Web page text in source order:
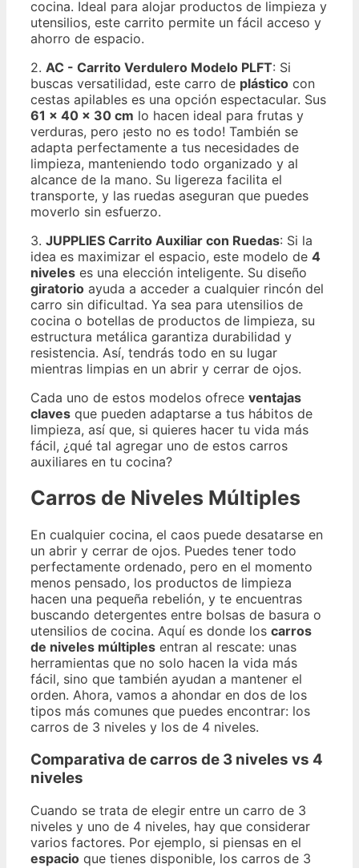
cocina. Ideal para alojar productos de limpieza y
utensilios, este carrito permite un fácil acceso y
ahorro de espacio.
2. AC - Carrito Verdulero Modelo PLFT: Si
buscas versatilidad, este carro de plástico con
cestas apilables es una opción espectacular. Sus
61 x 40 x 30 cm lo hacen ideal para frutas y
verduras, pero ¡esto no es todo! También se
adapta perfectamente a tus necesidades de
limpieza, manteniendo todo organizado y al
alcance de la mano. Su ligereza facilita el
transporte, y las ruedas aseguran que puedes
moverlo sin esfuerzo.
3. JUPPLIES Carrito Auxiliar con Ruedas: Si la
idea es maximizar el espacio, este modelo de 4
niveles es una elección inteligente. Su diseño
giratorio ayuda a acceder a cualquier rincón del
carro sin dificultad. Ya sea para utensilios de
cocina o botellas de productos de limpieza, su
estructura metálica garantiza durabilidad y
resistencia. Así, tendrás todo en su lugar
mientras limpias en un abrir y cerrar de ojos.
Cada uno de estos modelos ofrece ventajas
claves que pueden adaptarse a tus hábitos de
limpieza, así que, si quieres hacer tu vida más
fácil, ¿qué tal agregar uno de estos carros
auxiliares en tu cocina?
Carros de Niveles Múltiples
En cualquier cocina, el caos puede desatarse en
un abrir y cerrar de ojos. Puedes tener todo
perfectamente ordenado, pero en el momento
menos pensado, los productos de limpieza
hacen una pequeña rebelión, y te encuentras
buscando detergentes entre bolsas de basura o
utensilios de cocina. Aquí es donde los carros
de niveles múltiples entran al rescate: unas
herramientas que no solo hacen la vida más
fácil, sino que también ayudan a mantener el
orden. Ahora, vamos a ahondar en dos de los
tipos más comunes que puedes encontrar: los
carros de 3 niveles y los de 4 niveles.
Comparativa de carros de 3 niveles vs 4
niveles
Cuando se trata de elegir entre un carro de 3
niveles y uno de 4 niveles, hay que considerar
varios factores. Por ejemplo, si piensas en el
espacio que tienes disponible, los carros de 3